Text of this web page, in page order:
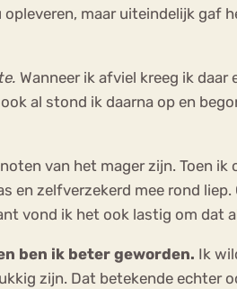
maar uiteindelijk gaf
Wanneer ik afviel kreeg ik daar
al stond ik daarna op en
van het mager zijn. Toen
zelfverzekerd mee rond
vond ik het ook lastig om dat
ben ik beter geworden. Ik
zijn. Dat betekende